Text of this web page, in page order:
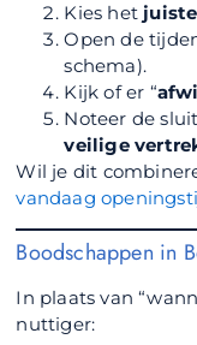
Kies het
Open de
schema).
Kijk of er “
Noteer de
veilige
Wil je dit
vandaag
Boodschappen in
In plaats van
nuttiger: